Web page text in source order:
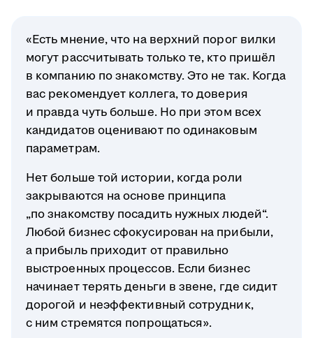
«Есть мнение, что на верхний порог вилки
могут рассчитывать только те, кто пришёл
в компанию по знакомству. Это не так. Когда
вас рекомендует коллега, то доверия
и правда чуть больше. Но при этом всех
кандидатов оценивают по одинаковым
параметрам.
Нет больше той истории, когда роли
закрываются на основе принципа
„по знакомству посадить нужных людей“.
Любой бизнес сфокусирован на прибыли,
а прибыль приходит от правильно
выстроенных процессов. Если бизнес
начинает терять деньги в звене, где сидит
дорогой и неэффективный сотрудник,
с ним стремятся попрощаться».